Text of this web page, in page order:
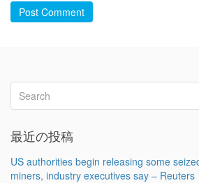
Post Comment
最近の投稿
US authorities begin releasing some
miners, industry executives say – Reuters